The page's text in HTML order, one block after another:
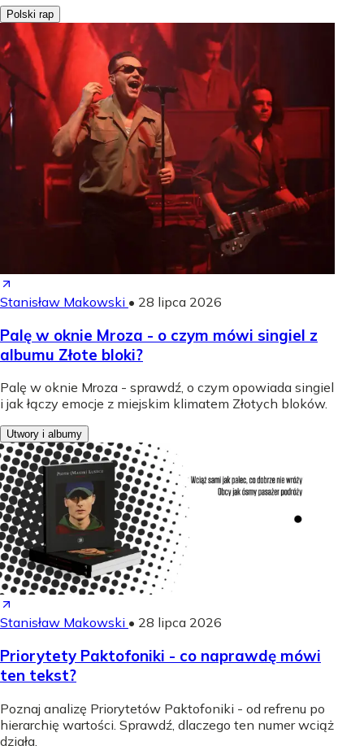
Polski rap
Stanisław Makowski • 28 lipca 2026
Palę w oknie Mroza - o czym mówi singiel z
albumu Złote bloki?
Palę w oknie Mroza - sprawdź, o czym opowiada singiel
i jak łączy emocje z miejskim klimatem Złotych bloków.
Utwory i albumy
Stanisław Makowski • 28 lipca 2026
Priorytety Paktofoniki - co naprawdę mówi
ten tekst?
Poznaj analizę Priorytetów Paktofoniki - od refrenu po
hierarchię wartości. Sprawdź, dlaczego ten numer wciąż
działa.